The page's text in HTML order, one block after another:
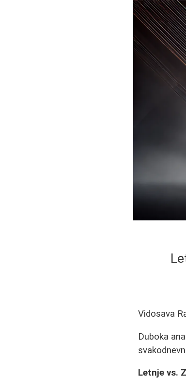
Vidosava
Duboka
Letnje vs.